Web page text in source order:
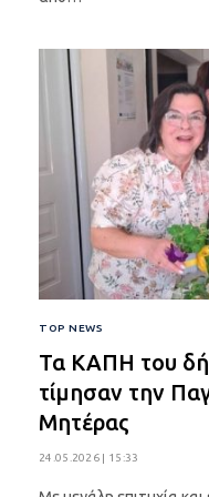
TOP NEWS
Τα ΚΑΠΗ του
τίμησαν την
Μητέρας
24.05.2026 | 15:33